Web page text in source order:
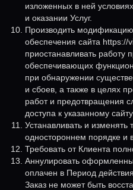
изложенных в ней
и оказании Услуг.
Производить
обеспечения сайта https://
приостанавливать работу
обеспечивающих
при обнаружении
и сбоев, а также в целях
работ и предотвращения
доступа к указанному сайту.
Устанавливать и
одностороннем порядке и
Требовать от Клиента
Аннулировать
оплачен в Период
Заказ не может быть